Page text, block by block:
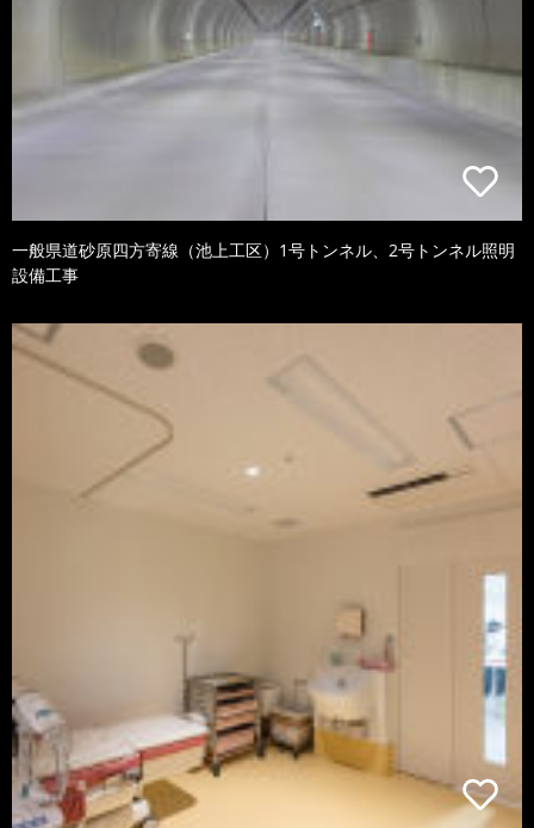
一般県道砂原四方寄線（池上工区）1号トンネル、2号トンネル照明
設備工事